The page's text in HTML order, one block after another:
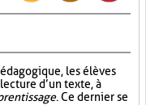
les élèves
d’un texte, à
. Ce dernier se